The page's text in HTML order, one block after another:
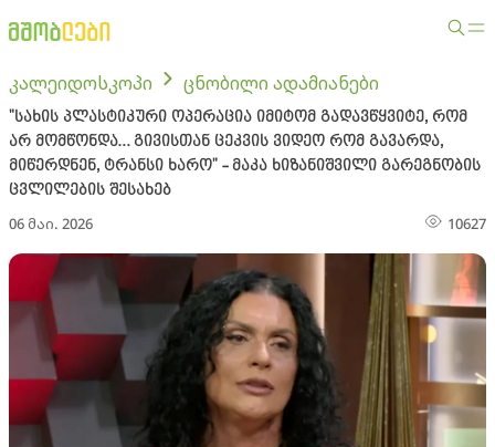
კალეიდოსკოპი ცნობილი ადამიანები
"სახის პლასტიკური ოპერაცია იმიტომ გადავწყვიტე, რომ
არ მომწონდა… გივისთან ცეკვის ვიდეო რომ გავარდა,
მიწერდნენ, ტრანსი ხარო" - მაკა ხიზანიშვილი გარეგნობის
ცვლილების შესახებ
06 მაი. 2026 10627